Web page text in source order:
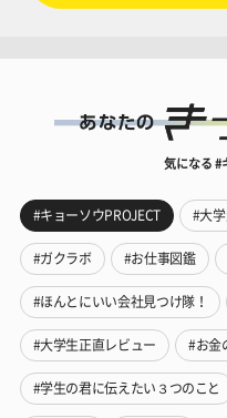
気になる #
#キョーソウPROJECT #大
#ガクラボ #お仕事図鑑
#ほんとにいい会社見つけ隊！
#大学生正直レビュー #お金
#学生の君に伝えたい３つのこと